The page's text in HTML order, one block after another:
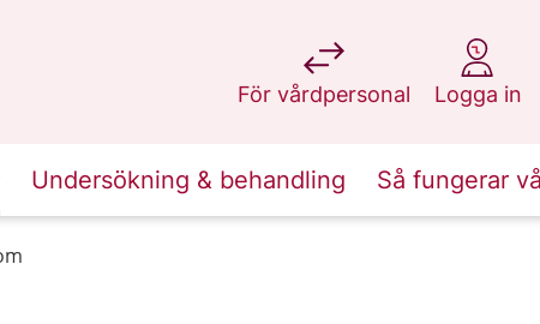
För vårdpersonal
på 1177.se
Logga in
på 1177.se
Undersökning & behandling Så fungerar